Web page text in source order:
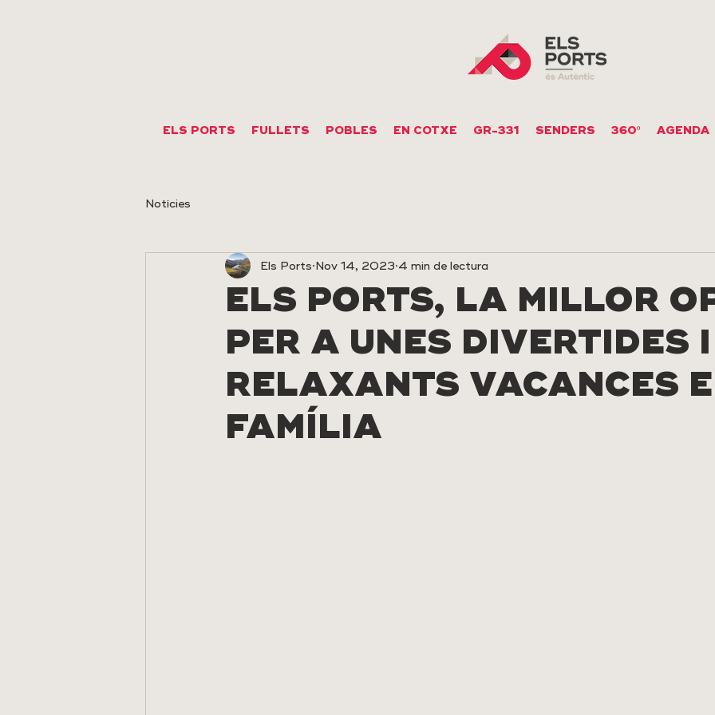
ELS PORTS FULLETS POBLES EN COTXE GR-331 SENDERS 360º AGENDA
Notícies
ELS PORTS, LA MILLOR
PER A UNES DIVERTIDES I
RELAXANTS VACANCES
FAMÍLIA
Els Ports Nov 14, 2023 4 min de lectura